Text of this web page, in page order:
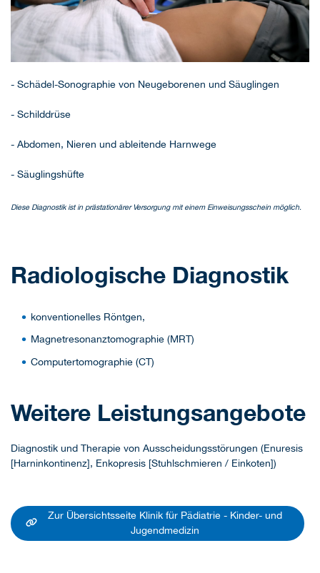
- Schädel-Sonographie von Neugeborenen und Säuglingen
- Schilddrüse
- Abdomen, Nieren und ableitende Harnwege
- Säuglingshüfte
Diese Diagnostik ist in prästationärer Versorgung mit einem Einweisungsschein möglich.
Radiologische Diagnostik
konventionelles Röntgen,
Magnetresonanztomographie (MRT)
Computertomographie (CT)
Weitere Leistungsangebote
Diagnostik und Therapie von Ausscheidungsstörungen (Enuresis
[Harninkontinenz], Enkopresis [Stuhlschmieren / Einkoten])
Zur Übersichtsseite Klinik für Pädiatrie - Kinder- und
Jugendmedizin